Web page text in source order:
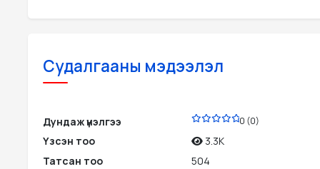
Судалгааны мэдээлэл
Дундаж үнэлгээ 0 (0)
Үзсэн тоо
3.3K
Татсан тоо
504